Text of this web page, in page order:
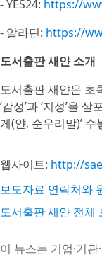
- YES24: https://
- 알라딘: https://
도서출판 새얀 소개
도서출판 새얀은 초
‘감성’과 ‘지성’을
게(얀, 순우리말)’
웹사이트: http://
보도자료 연락처와
도서출판 새얀 전체
이 뉴스는 기업·기